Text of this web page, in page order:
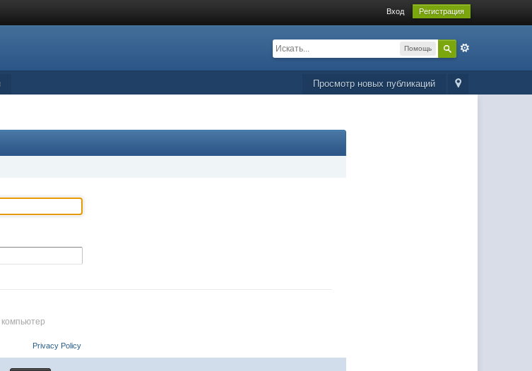
Вход Регистрация
Помощь
Просмотр новых публикаций
Privacy Policy